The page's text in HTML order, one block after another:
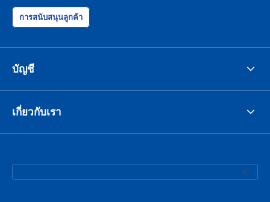
การสนับสนุนลูกค้า
บัญชี
เกี่ยวกับเรา